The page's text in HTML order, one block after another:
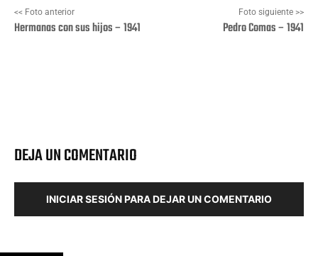
<< Foto anterior
Hermanas con sus hijos – 1941
Foto siguiente >>
Pedro Comas – 1941
DEJA UN COMENTARIO
INICIAR SESIÓN PARA DEJAR UN COMENTARIO